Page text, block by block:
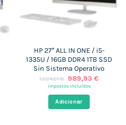
HP 27″ ALL IN ONE / i5-
1335U / 16GB DDR4 1TB SSD
Sin Sistema Operativo
1.224,61€
O
preço
era:
1.224,61 €.
989,93 €O
impostos incluídos
Adicionar